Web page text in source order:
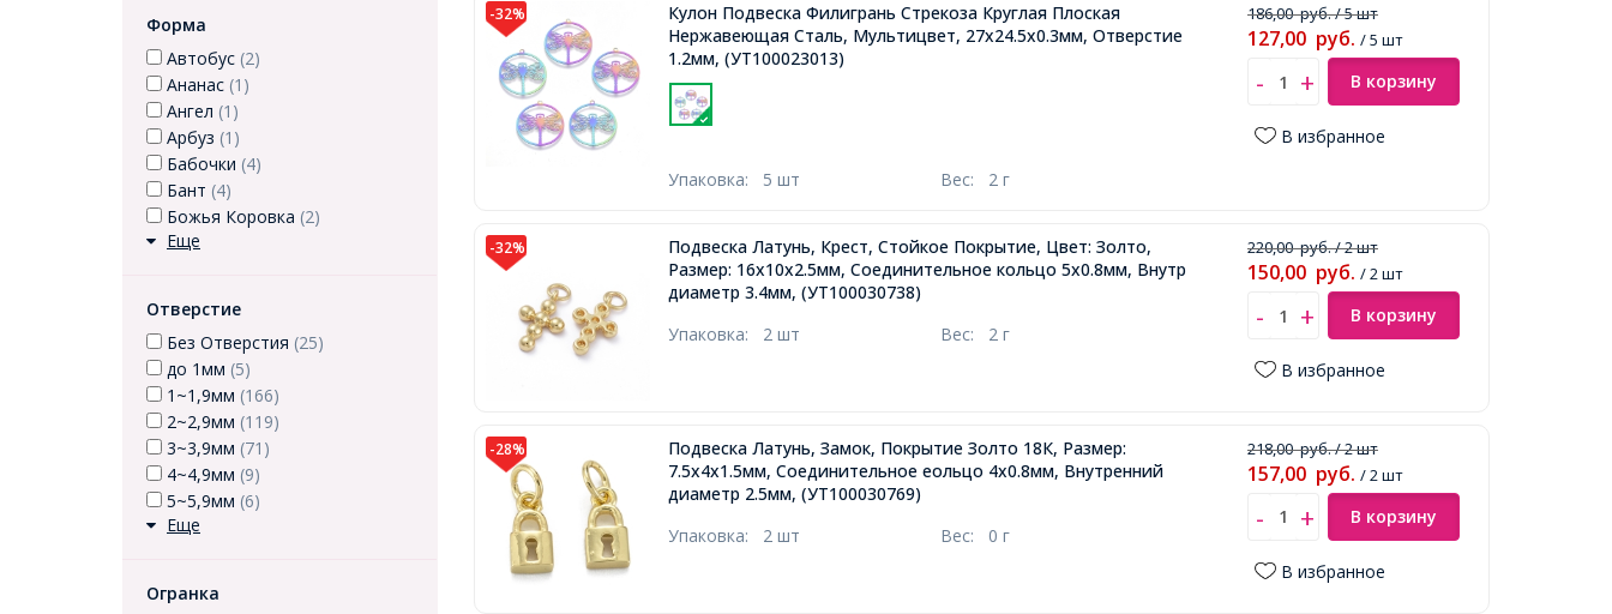
Форма
Автобус (2)
Ананас (1)
Ангел (1)
Арбуз (1)
Бабочки (4)
Бант (4)
Божья Коровка (2)
Еще
Отверстие
Без Отверстия (25)
до 1мм (5)
1~1,9мм (166)
2~2,9мм (119)
3~3,9мм (71)
4~4,9мм (9)
5~5,9мм (6)
Еще
Огранка
-32%
Кулон Подвеска Филигрань Стрекоза Круглая Плоская
Нержавеющая Сталь, Мультицвет, 27x24.5x0.3мм, Отверстие
1.2мм, (УТ100023013)
Упаковка: 5 шт Вес: 2 г
186,00руб./ 5 шт
127,00 руб. / 5 шт
В корзину
В избранное
-32%
Подвеска Латунь, Крест, Стойкое Покрытие, Цвет: Золто,
Размер: 16х10х2.5мм, Соединительное кольцо 5х0.8мм, Внутр
диаметр 3.4мм, (УТ100030738)
Упаковка: 2 шт Вес: 2 г
220,00руб./ 2 шт
150,00 руб. / 2 шт
В корзину
В избранное
-28%
Подвеска Латунь, Замок, Покрытие Золто 18К, Размер:
7.5х4х1.5мм, Соединительное еольцо 4х0.8мм, Внутренний
диаметр 2.5мм, (УТ100030769)
Упаковка: 2 шт Вес: 0 г
218,00руб./ 2 шт
157,00 руб. / 2 шт
В корзину
В избранное